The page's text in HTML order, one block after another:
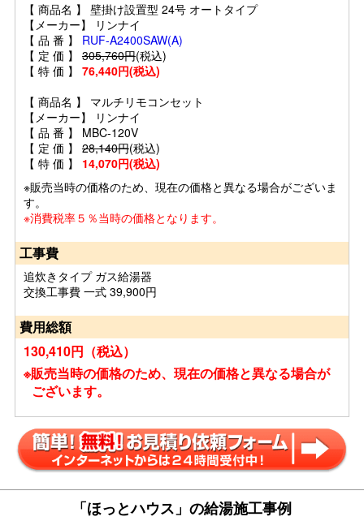
【 商品名 】 壁掛け設置型 24号 オートタイプ
【メーカー】 リンナイ
【 品 番 】 RUF-A2400SAW(A)
【 定 価 】 305,760円(税込)
【 特 価 】 76,440円(税込)
【 商品名 】 マルチリモコンセット
【メーカー】 リンナイ
【 品 番 】 MBC-120V
【 定 価 】 28,140円(税込)
【 特 価 】 14,070円(税込)
※販売当時の価格のため、現在の価格と異なる場合がございま
す。
※消費税率５％当時の価格となります。
工事費
追炊きタイプ ガス給湯器
交換工事費 一式 39,900円
費用総額
130,410円（税込）
※販売当時の価格のため、現在の価格と異なる場合が
ございます。
「ほっとハウス」の給湯施工事例